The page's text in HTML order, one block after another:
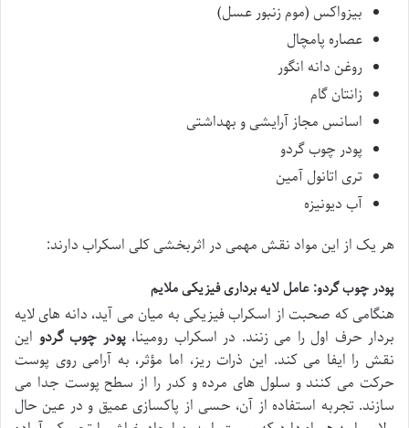
بیزواکس (موم زنبور عسل)
عصاره پامچال
روغن دانه انگور
زانتان گام
اسانس مجاز آرایشی و بهداشتی
پودر چوب گردو
تری اتانول آمین
آب دیونیزه
هر یک از این مواد نقش مهمی در اثربخشی کلی اسکراب دارند:
پودر چوب گردو: عامل لایه برداری فیزیکی ملایم
هنگامی که صحبت از اسکراب فیزیکی به میان می آید، دانه های لایه
بردار حرف اول را می زنند. در اسکراب رومینا،پودر چوب گردو این
نقش را ایفا می کند. این ذرات ریز، اما مؤثر، به آرامی روی پوست
حرکت می کنند و سلول های مرده و کدر را از سطح پوست جدا می
سازند. تجربه استفاده از آن، حسی از پاکسازی عمیق و در عین حال